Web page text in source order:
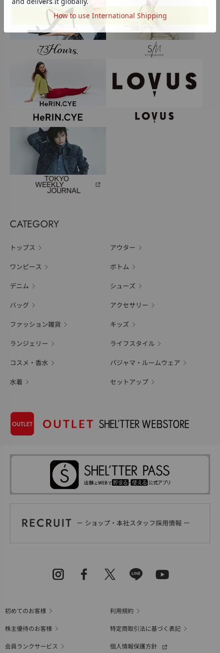
CATEGORY
トップス アウター
ワンピース ボトム
デニム シューズ
バッグ アクセサリー
ファッション雑貨 キッズ
ランジェリー ライフスタイル
コスメ・香水 パジャマ・ルームウェア
水着 セットアップ
初めてのお客様
利用規約
株主優待のお客様
特定商取引法に基づく表記
会員ランクサービス
個人情報保護方針